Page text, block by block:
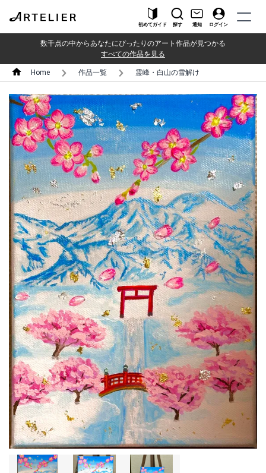
初めてガイド 探す 通知 ログイン
数千点の中からあなたにぴったりのアート作品が見つかる
すべての作品を見る
Home 作品一覧 霊峰・白山の雪解け